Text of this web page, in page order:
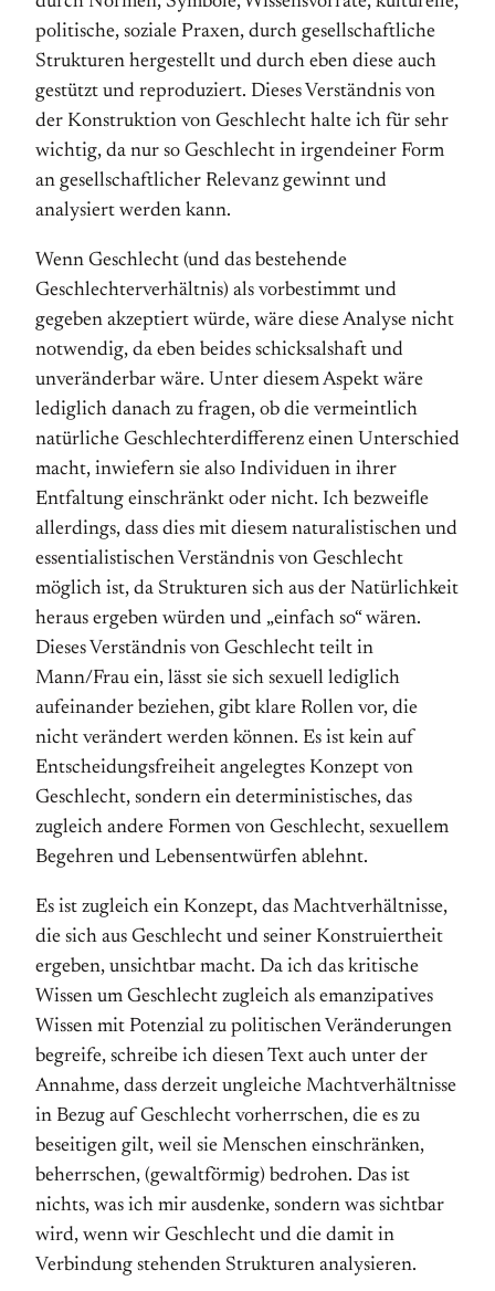
politische, soziale Praxen, durch gesellschaftliche
Strukturen hergestellt und durch eben diese auch
gestützt und reproduziert. Dieses Verständnis von
der Konstruktion von Geschlecht halte ich für sehr
wichtig, da nur so Geschlecht in irgendeiner Form
an gesellschaftlicher Relevanz gewinnt und
analysiert werden kann.
Wenn Geschlecht (und das bestehende
Geschlechterverhältnis) als vorbestimmt und
gegeben akzeptiert würde, wäre diese Analyse nicht
notwendig, da eben beides schicksalshaft und
unveränderbar wäre. Unter diesem Aspekt wäre
lediglich danach zu fragen, ob die vermeintlich
natürliche Geschlechterdifferenz einen Unterschied
macht, inwiefern sie also Individuen in ihrer
Entfaltung einschränkt oder nicht. Ich bezweifle
allerdings, dass dies mit diesem naturalistischen und
essentialistischen Verständnis von Geschlecht
möglich ist, da Strukturen sich aus der Natürlichkeit
heraus ergeben würden und „einfach so“ wären.
Dieses Verständnis von Geschlecht teilt in
Mann/Frau ein, lässt sie sich sexuell lediglich
aufeinander beziehen, gibt klare Rollen vor, die
nicht verändert werden können. Es ist kein auf
Entscheidungsfreiheit angelegtes Konzept von
Geschlecht, sondern ein deterministisches, das
zugleich andere Formen von Geschlecht, sexuellem
Begehren und Lebensentwürfen ablehnt.
Es ist zugleich ein Konzept, das Machtverhältnisse,
die sich aus Geschlecht und seiner Konstruiertheit
ergeben, unsichtbar macht. Da ich das kritische
Wissen um Geschlecht zugleich als emanzipatives
Wissen mit Potenzial zu politischen Veränderungen
begreife, schreibe ich diesen Text auch unter der
Annahme, dass derzeit ungleiche Machtverhältnisse
in Bezug auf Geschlecht vorherrschen, die es zu
beseitigen gilt, weil sie Menschen einschränken,
beherrschen, (gewaltförmig) bedrohen. Das ist
nichts, was ich mir ausdenke, sondern was sichtbar
wird, wenn wir Geschlecht und die damit in
Verbindung stehenden Strukturen analysieren.